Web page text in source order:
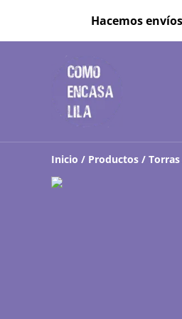
Hacemos
Inicio / Productos / Torras